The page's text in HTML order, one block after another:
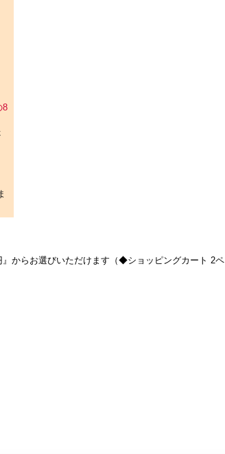
8
からお選びいただけます（◆ショッピングカート 2ペ